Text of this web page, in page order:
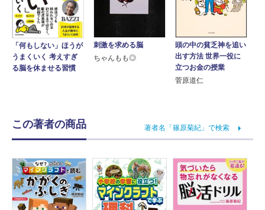
「何もしない」ほうが
うまくいく 考えすぎ
る脳を休ませる習慣
刺激を求める脳
ちゃんもも◎
頭の中の貧乏神を追い
出す方法 世界一役に
立つお金の授業
菅原道仁
この著者の商品 著者名「篠原菊紀」で検索